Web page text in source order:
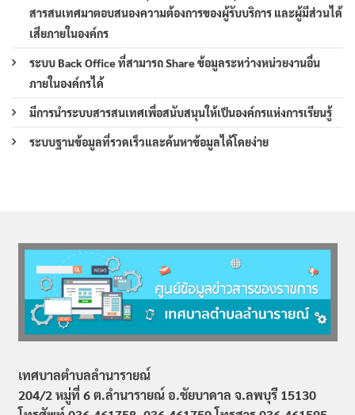
สารสนเทศมาตอบสนองความต้องการของผู้รับบริการ และผู้มีส่วนได้
เสียภายในองค์กร
ระบบ Back Office ที่สามารถ Share ข้อมูลระหว่างหน่วยงานอื่น
ภายในองค์กรได้
มีการนำระบบสารสนเทศเพื่อสนับสนุนให้เป็นองค์กรแห่งการเรียนรู้
ระบบฐานข้อมูลที่รวดเร็วและค้นหาข้อมูลได้โดยง่าย
เทศบาลตำบลลำนารายณ์
204/2 หมู่ที่ 6 ต.ลำนารายณ์ อ.ชัยบาดาล จ.ลพบุรี 15130